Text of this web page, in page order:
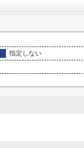
指定しない